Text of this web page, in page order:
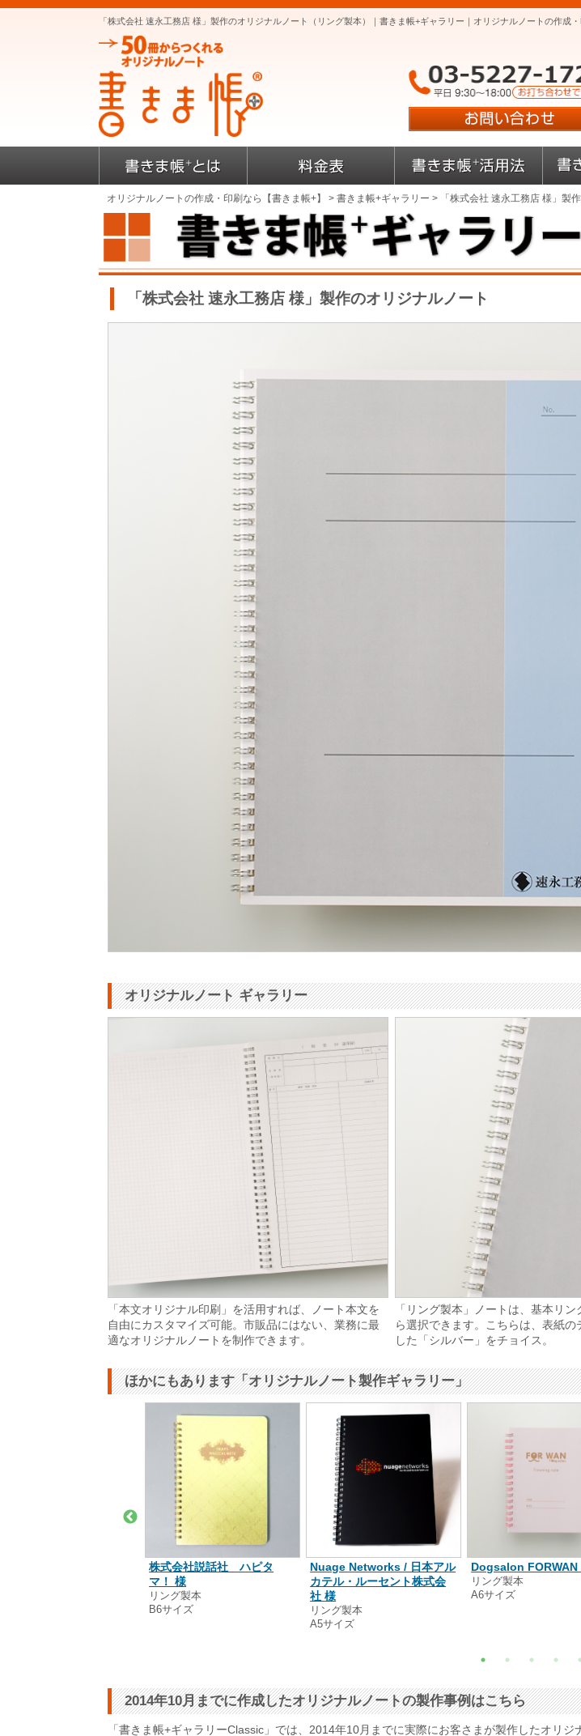
「株式会社 速永工務店 様」製作のオリジナルノート（リング製本）｜書きま帳+ギャラリー｜オリジナルノートの作成・
オリジナルノートの作成・印刷なら【書きま帳+】 > 書きま帳+ギャラリー > 「株式会社 速永工務店 様」製
「株式会社 速永工務店 様」製作のオリジナルノート
オリジナルノート ギャラリー
「本文オリジナル印刷」を活用すれば、ノート本文を
自由にカスタマイズ可能。市販品にはない、業務に最
適なオリジナルノートを制作できます。
「リング製本」ノートは、基本リ
ら選択できます。こちらは、表紙の
した「シルバー」をチョイス。
ほかにもあります「オリジナルノート製作ギャラリー」
株式会社説話社 ハピタ
マ！ 様
リング製本
B6サイズ
Nuage Networks / 日本アル
カテル・ルーセント株式会
社 様
リング製本
A5サイズ
Dogsalon FORWAN
リング製本
A6サイズ
2014年10月までに作成したオリジナルノートの製作事例はこちら
「書きま帳+ギャラリーClassic」では、2014年10月までに実際にお客さまが製作したオリジ